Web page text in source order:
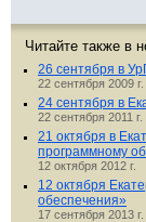
Читайте также в
26 сентября в
22 сентября 2009 г.
24 сентября в
22 сентября 2011 г.
21 октября в
программному
12 октября 2012 г.
12 октября
обеспечения»
17 сентября 2013 г.